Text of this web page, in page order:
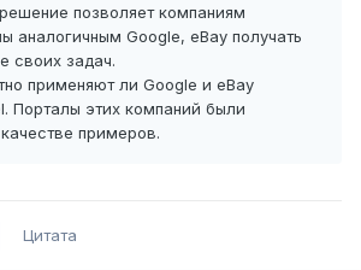
позволяет компаниям
аналогичным Google, eBay получать
своих задач.
применяют ли Google и eBay
Порталы этих компаний были
примеров.
Цитата